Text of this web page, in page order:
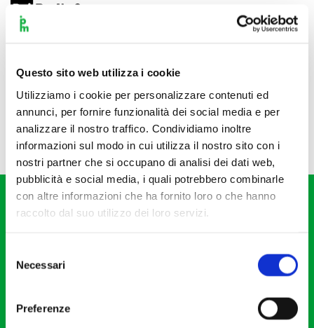
Questo sito web utilizza i cookie
Utilizziamo i cookie per personalizzare contenuti ed
annunci, per fornire funzionalità dei social media e per
analizzare il nostro traffico. Condividiamo inoltre
informazioni sul modo in cui utilizza il nostro sito con i
nostri partner che si occupano di analisi dei dati web,
pubblicità e social media, i quali potrebbero combinarle
con altre informazioni che ha fornito loro o che hanno
raccolto dal suo utilizzo dei loro servizi.
delNecessari
Preferenze
20121 Milano